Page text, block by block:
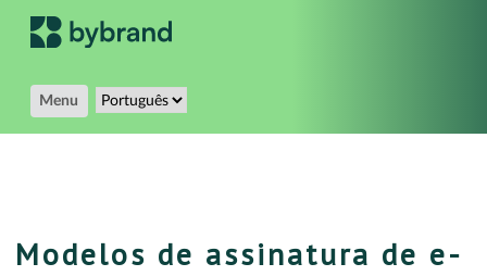
Menu
Modelos de assinatura de e-